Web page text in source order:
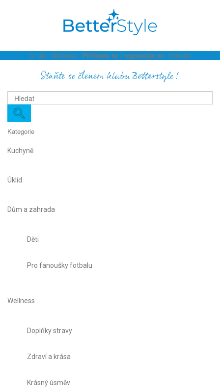
O nás Možnosti Přihlaste se / registrujte se Kontakt
Staňte se členem klubu Betterstyle!
Kategorie
Kuchyně
Úklid
Dům a zahrada
Děti
Pro fanoušky fotbalu
Wellness
Doplňky stravy
Zdraví a krása
Krásný úsměv